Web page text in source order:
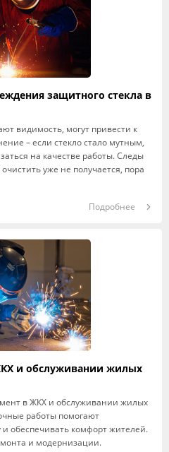
защитного стекла в
видимость, могут привести к
– если стекло стало мутным,
на качестве работы. Следы
уже не получается, пора
Подробнее
и обслуживании жилых
в ЖКХ и обслуживании жилых
работы помогают
обеспечивать комфорт жителей.
и модернизации.